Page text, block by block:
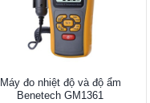
Máy đo nhiệt độ và độ ẩm
Benetech GM1361